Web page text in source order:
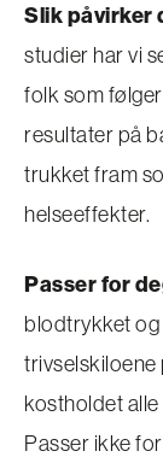
Slik påvirker
studier har vi
folk som
resultater på
trukket fram
helseeffekter.
Passer for
blodtrykket og
trivselskiloene
kostholdet alle
Passer ikke